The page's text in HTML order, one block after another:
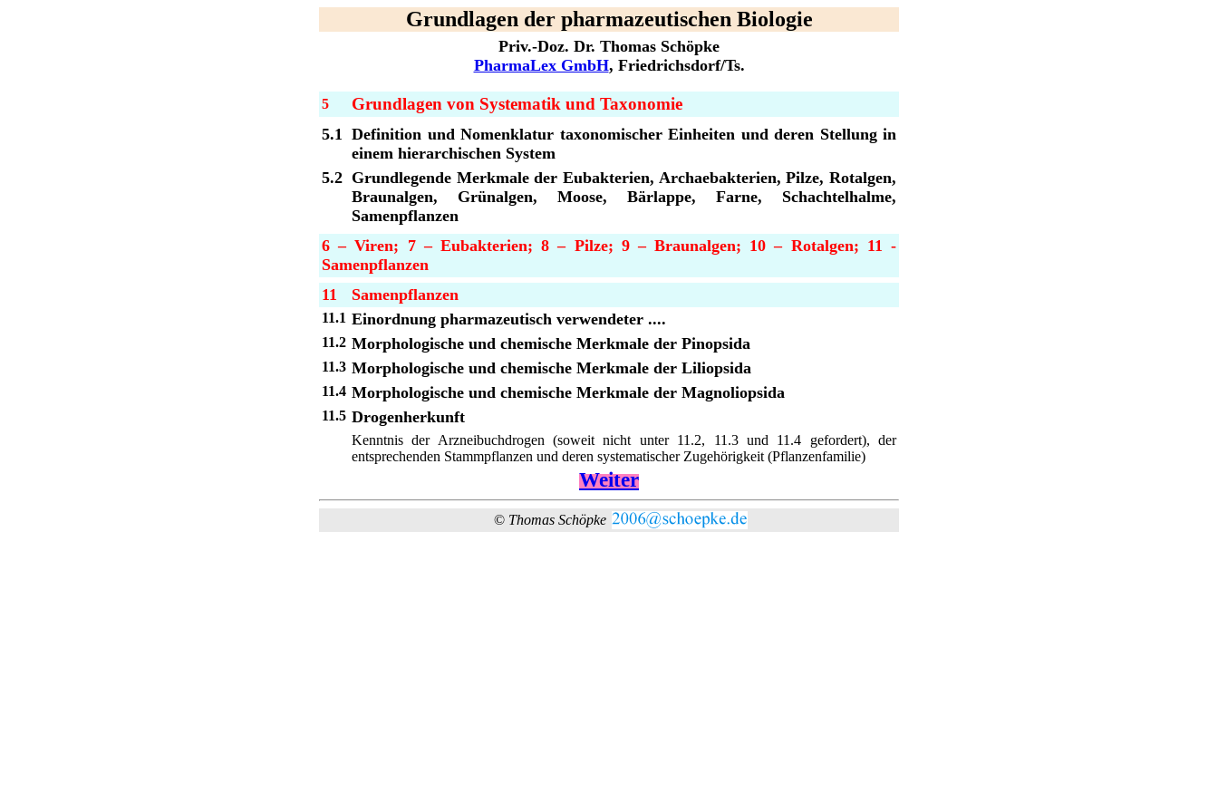
Grundlagen der pharmazeutischen Biologie
Priv.-Doz. Dr. Thomas Schöpke
PharmaLex GmbH, Friedrichsdorf/Ts.
5 Grundlagen von Systematik und Taxonomie
5.1 Definition und Nomenklatur taxonomischer Einheiten und deren Stellung in
einem hierarchischen System
5.2 Grundlegende Merkmale der Eubakterien, Archaebakterien, Pilze, Rotalgen,
Braunalgen, Grünalgen, Moose, Bärlappe, Farne, Schachtelhalme,
Samenpflanzen
6 – Viren; 7 – Eubakterien; 8 – Pilze; 9 – Braunalgen; 10 – Rotalgen; 11 -
Samenpflanzen
11
Samenpflanzen
11.1 Einordnung pharmazeutisch verwendeter ....
11.2 Morphologische und chemische Merkmale der Pinopsida
11.3 Morphologische und chemische Merkmale der Liliopsida
11.4 Morphologische und chemische Merkmale der Magnoliopsida
11.5 Drogenherkunft
Kenntnis der Arzneibuchdrogen (soweit nicht unter 11.2, 11.3 und 11.4 gefordert), der
entsprechenden Stammpflanzen und deren systematischer Zugehörigkeit (Pflanzenfamilie)
Weiter
© Thomas Schöpke